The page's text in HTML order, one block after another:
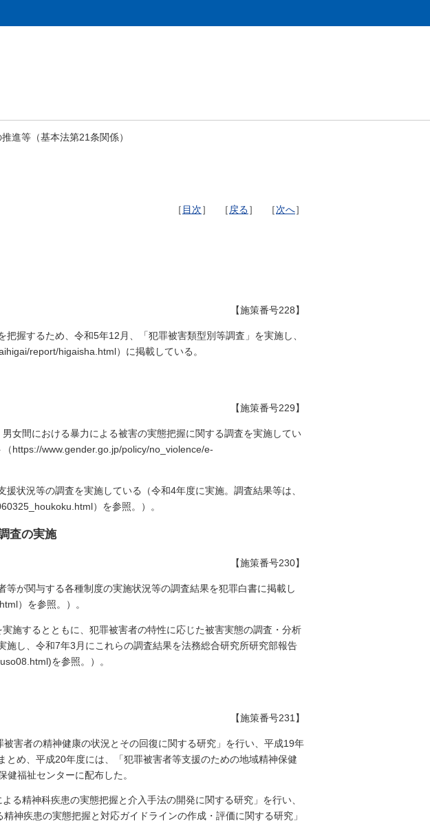
進等（基本法第21条関係）
［ 目次 ］ ［ 戻る ］ ［ 次へ］
【施策番号228】
握するため、令和5年12月、「犯罪被害類型別等調査」を実施し、
report/higaisha.html）に掲載している。
【施策番号229】
女間における暴力による被害の実態把握に関する調査を実施してい
https://www.gender.go.jp/policy/no_violence/e-
状況等の調査を実施している（令和4年度に実施。調査結果等は、
）を参照。）。
査の実施
【施策番号230】
が関与する各種制度の実施状況等の調査結果を犯罪白書に掲載し
）を参照。）。
施するとともに、犯罪被害者の特性に応じた被害実態の調査・分析
し、令和7年3月にこれらの調査結果を法務総合研究所研究部報告
を参照。）。
【施策番号231】
害者の精神健康の状況とその回復に関する研究」を行い、平成19年
め、平成20年度には、「犯罪被害者等支援のための地域精神保健
福祉センターに配布した。
る精神科疾患の実態把握と介入手法の開発に関する研究」を行い、
神疾患の実態把握と対応ガイドラインの作成・評価に関する研究」